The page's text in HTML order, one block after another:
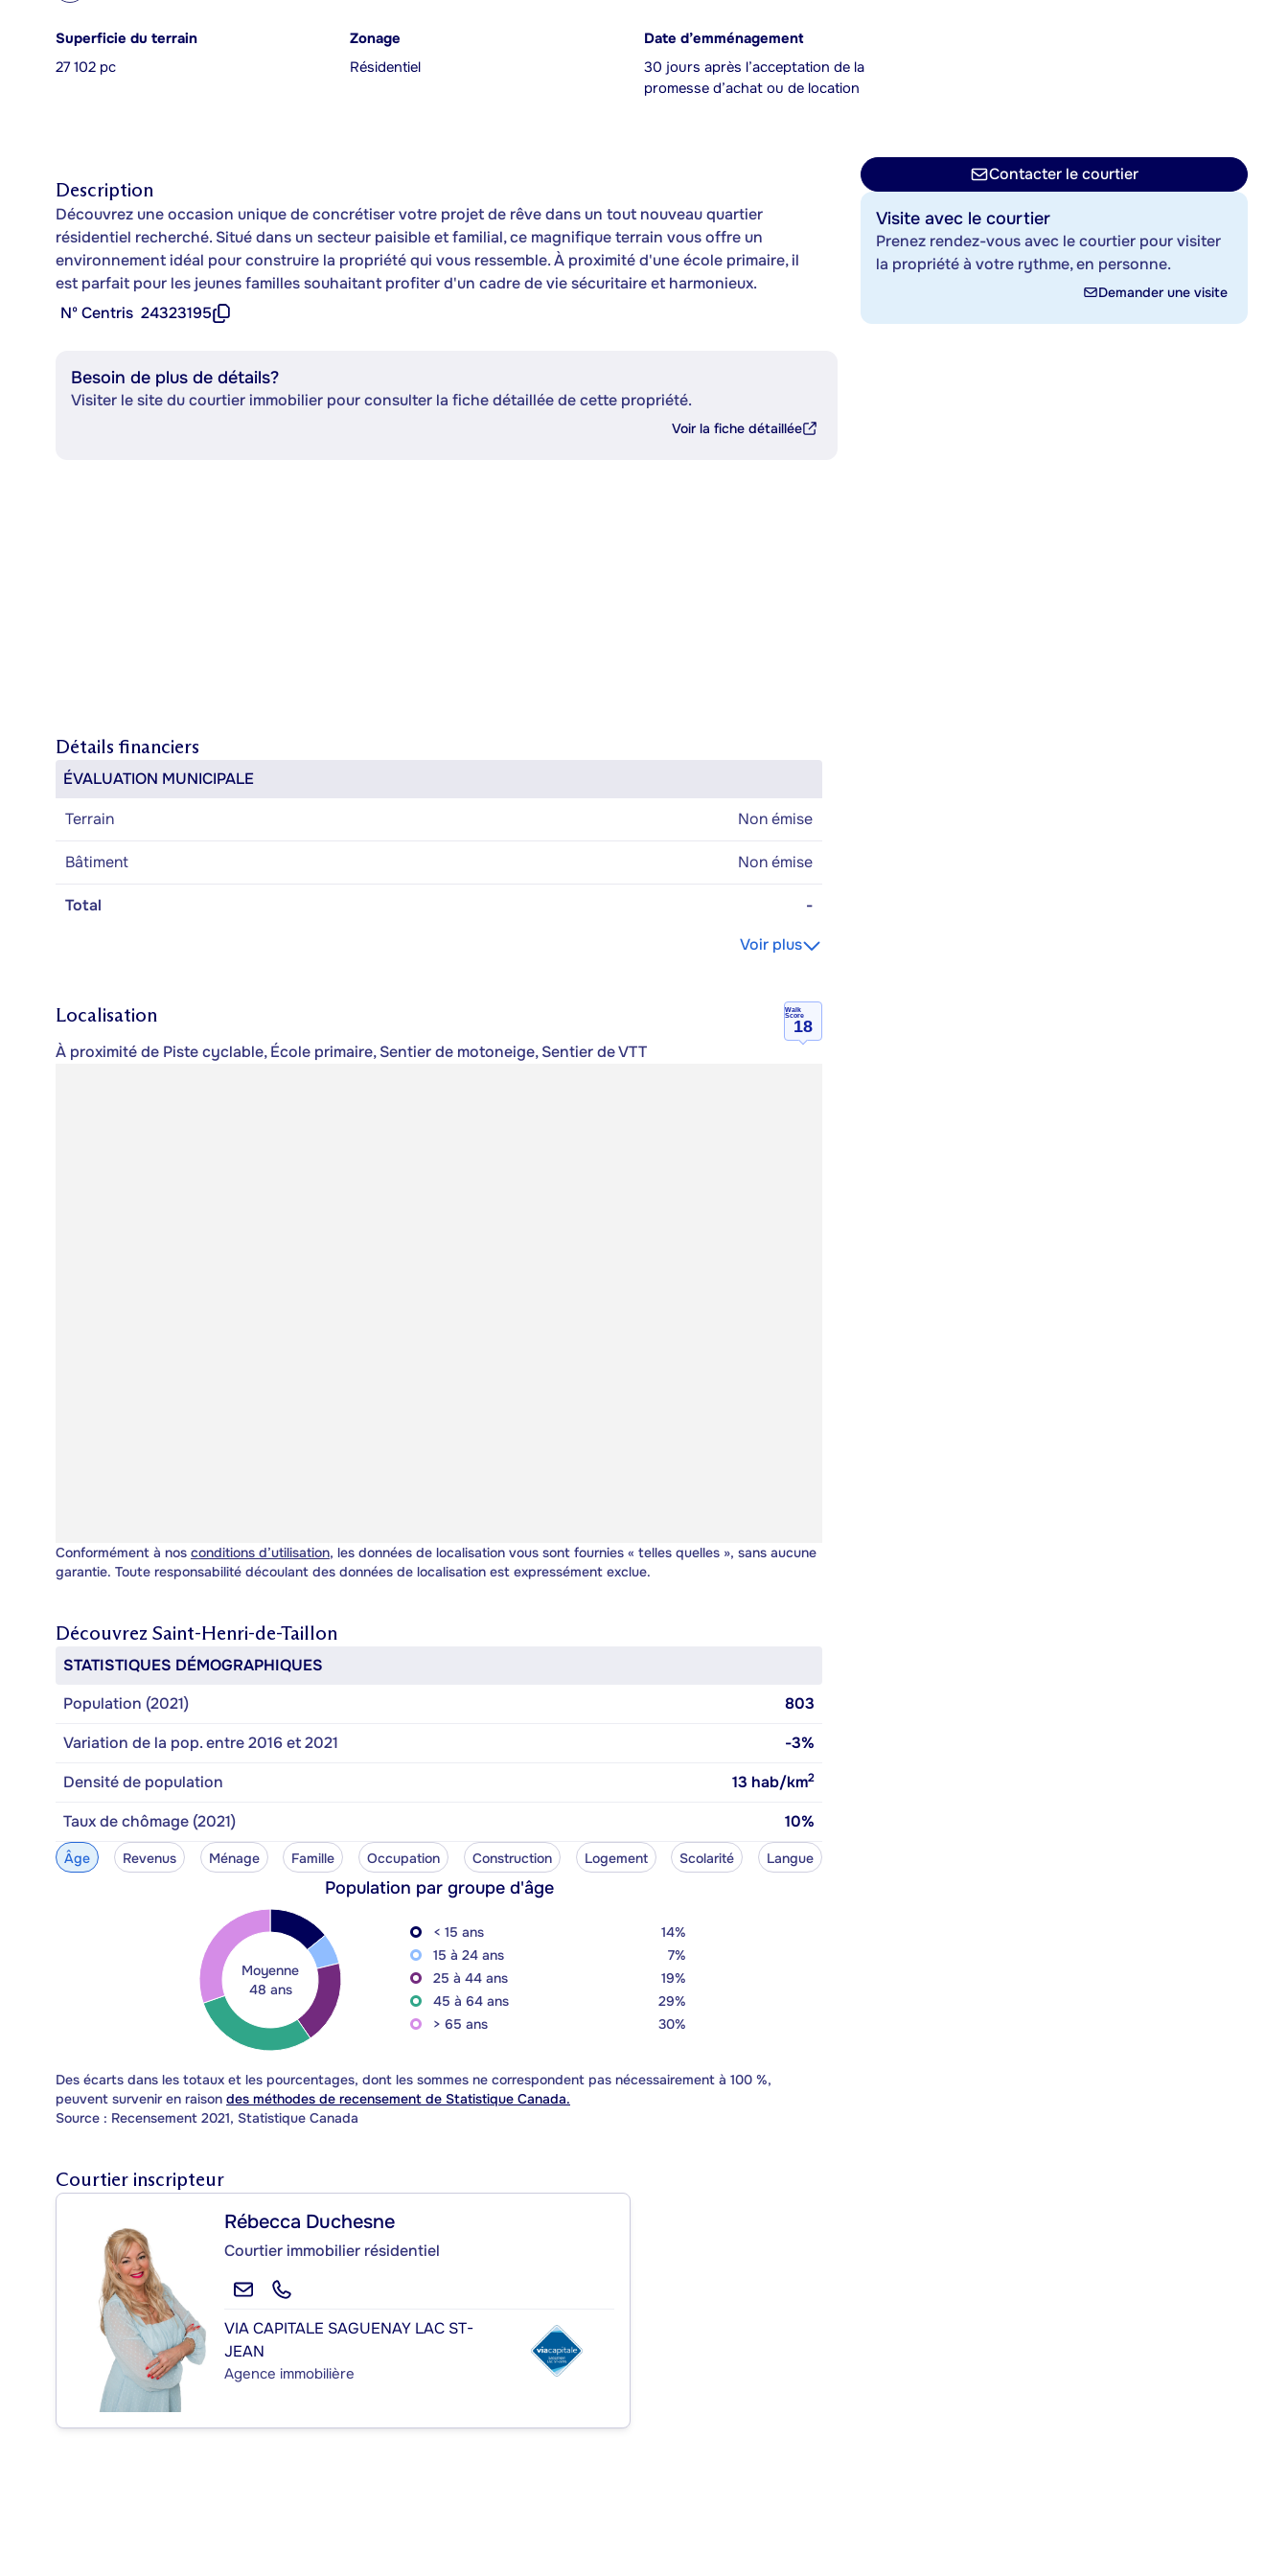
Superficie du terrain
27 102 pc
Zonage
Résidentiel
Date d’emménagement
30 jours après l’acceptation de la
promesse d’achat ou de location
Description
Découvrez une occasion unique de concrétiser votre projet de rêve dans un tout nouveau quartier
résidentiel recherché. Situé dans un secteur paisible et familial, ce magnifique terrain vous offre un
environnement idéal pour construire la propriété qui vous ressemble. À proximité d'une école primaire, il
est parfait pour les jeunes familles souhaitant profiter d'un cadre de vie sécuritaire et harmonieux.
Nº Centris 24323195
Besoin de plus de détails?
Visiter le site du courtier immobilier pour consulter la fiche détaillée de cette propriété.
Voir la fiche détaillée
Détails financiers
ÉVALUATION MUNICIPALE
Terrain
Non émise
Bâtiment Non émise
Total
-
Voir plus
Localisation
Walk
Score
18
À proximité de Piste cyclable, École primaire, Sentier de motoneige, Sentier de VTT
Conformément à nos conditions d’utilisation, les données de localisation vous sont fournies « telles quelles », sans aucune
garantie. Toute responsabilité découlant des données de localisation est expressément exclue.
Découvrez Saint-Henri-de-Taillon
STATISTIQUES DÉMOGRAPHIQUES
Population (2021)
803
Variation de la pop. entre 2016 et 2021
-3%
Densité de population
13 hab/km2
Taux de chômage (2021) 10%
Âge Revenus Ménage Famille Occupation Construction Logement Scolarité Langue
Population par groupe d'âge
Moyenne
48 ans
< 15 ans
14%
15 à 24 ans
7%
25 à 44 ans
19%
45 à 64 ans
29%
> 65 ans
30%
Des écarts dans les totaux et les pourcentages, dont les sommes ne correspondent pas nécessairement à 100 %,
peuvent survenir en raison des méthodes de recensement de Statistique Canada.
Source : Recensement 2021, Statistique Canada
Courtier inscripteur
Rébecca Duchesne
Courtier immobilier résidentiel
VIA CAPITALE SAGUENAY LAC ST-
JEAN
Agence immobilière
Contacter le courtier
Visite avec le courtier
Prenez rendez-vous avec le courtier pour visiter
la propriété à votre rythme, en personne.
Demander une visite